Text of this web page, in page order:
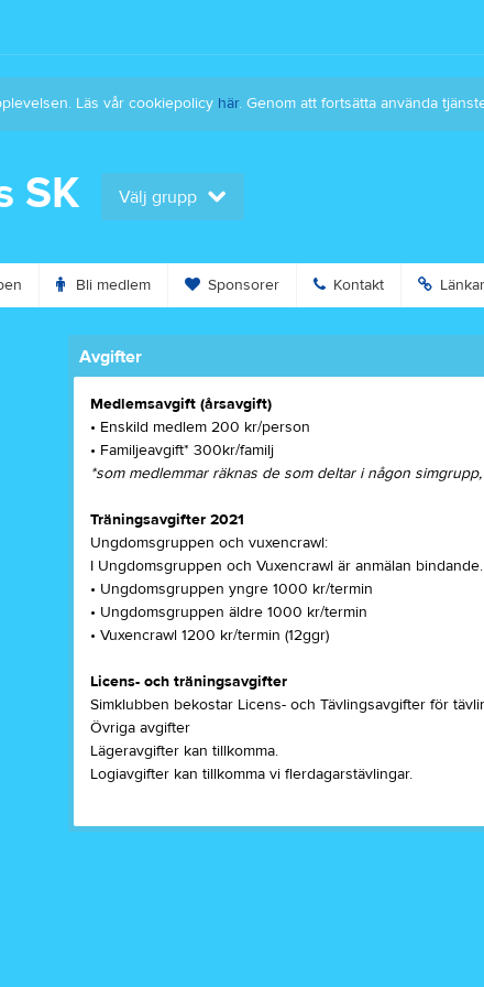
Läs vår cookiepolicy här. Genom att fortsätta använda
SK Välj grupp
Bli medlem Sponsorer Kontakt Länkar
Avgifter
Medlemsavgift (årsavgift)
• Enskild medlem 200 kr/person
• Familjeavgift* 300kr/familj
*som medlemmar räknas de som deltar i någon
Träningsavgifter 2021
Ungdomsgruppen och vuxencrawl:
I Ungdomsgruppen och Vuxencrawl är anmälan bindande.
• Ungdomsgruppen yngre 1000 kr/termin
• Ungdomsgruppen äldre 1000 kr/termin
• Vuxencrawl 1200 kr/termin (12ggr)
Licens- och träningsavgifter
Simklubben bekostar Licens- och Tävlingsavgifter för
Övriga avgifter
Lägeravgifter kan tillkomma.
Logiavgifter kan tillkomma vi flerdagarstävlingar.